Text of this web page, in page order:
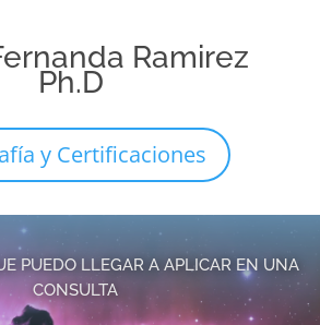
Ramirez
Ph.D
y Certificaciones
PUEDO LLEGAR A APLICAR EN UNA
CONSULTA